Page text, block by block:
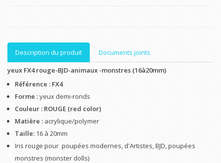
Description du produit
Documents joints
yeux FX4 rouge-BJD-animaux -monstres (16à20mm)
Référence : FX4
Forme :yeux demi-ronds
Couleur : ROUGE (red color)
Matière : acrylique/polymer
Taille: 16 à 20mm
Iris rouge pour poupées modernes, d'Artistes, BJD, poupées
monstres (monster dolls)